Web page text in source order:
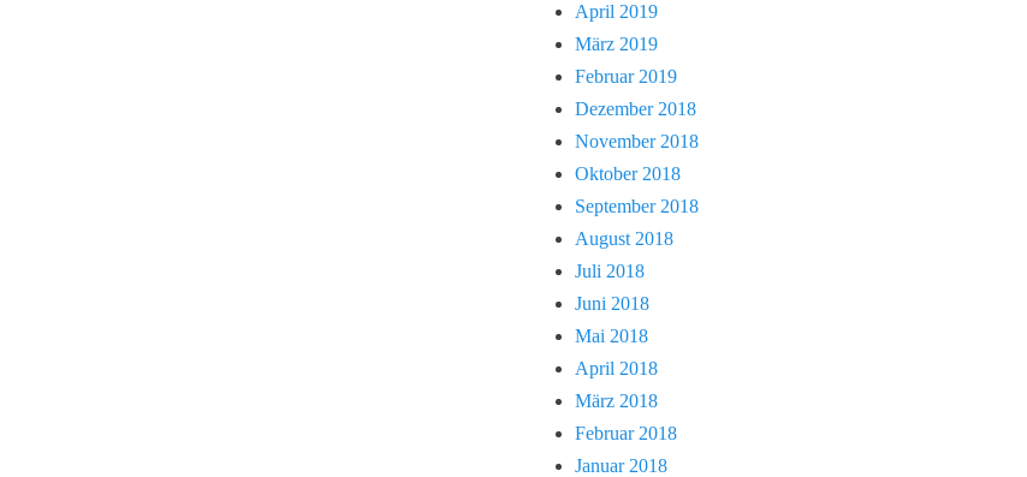
April 2019
März 2019
Februar 2019
Dezember 2018
November 2018
Oktober 2018
September 2018
August 2018
Juli 2018
Juni 2018
Mai 2018
April 2018
März 2018
Februar 2018
Januar 2018